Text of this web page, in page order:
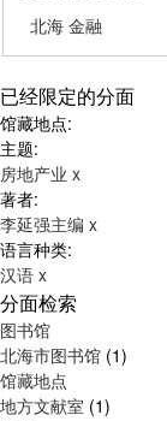
北海 金融
已经限定的分面
馆藏地点:
主题:
房地产业 x
著者:
李延强主编 x
语言种类:
汉语 x
分面检索
图书馆
北海市图书馆 (1)
馆藏地点
地方文献室 (1)